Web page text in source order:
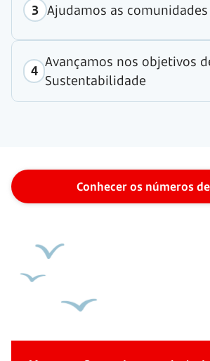
Ajudamos as
Avançamos nos objetivos
Sustentabilidade
Conhecer os números